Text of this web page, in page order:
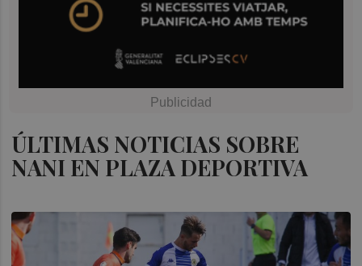
ÚLTIMAS NOTICIAS SOBRE
NANI EN PLAZA DEPORTIVA